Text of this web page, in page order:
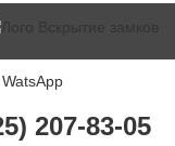
WatsApp
207-83-05